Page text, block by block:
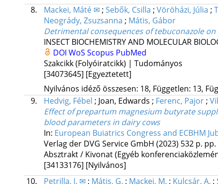
8.
Mackei, Máté ✉; Sebők, Csilla ; Vöröházi, Júlia ;
Neogrády, Zsuzsanna ; Mátis, Gábor
Detrimental consequences of tebuconazole
INSECT BIOCHEMISTRY AND MOLECULAR
DOI WoS Scopus PubMed
Szakcikk (Folyóiratcikk) | Tudományos
[34073645] [Egyeztetett]
Nyilvános idéző összesen: 18, Független: 13,
9.
Hedvig, Fébel ; Joan, Edwards ; Ferenc, Pajor;
Effect of prepartum magnesium butyrate
blood parameters in dairy cows
In: European Buiatrics Congress and ECBHM
Verlag der DVG Service GmbH (2023) 532 p. pp.
Absztrakt / Kivonat (Egyéb
[34133176] [Nyilvános]
10.
Petrilla, J. ✉ ; Mátis, G. ; Mackei, M. ; Kulcsár, A. ;